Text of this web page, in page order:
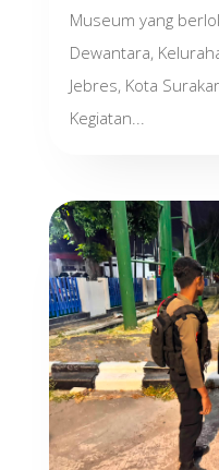
Museum yang
Dewantara,
Jebres, Kota
Kegiatan...